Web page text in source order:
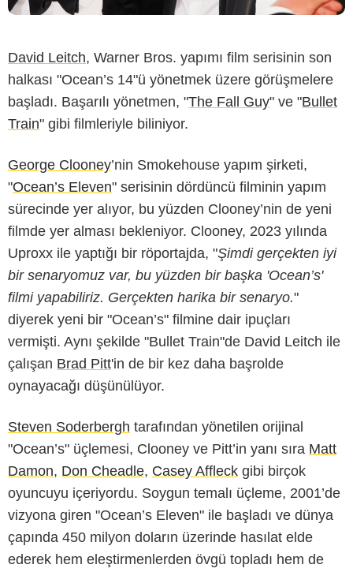
David Leitch, Warner Bros. yapımı film serisinin son
halkası "Ocean’s 14"ü yönetmek üzere görüşmelere
başladı. Başarılı yönetmen, "The Fall Guy" ve "Bullet
Train" gibi filmleriyle biliniyor.
George Clooney’nin Smokehouse yapım şirketi,
"Ocean’s Eleven" serisinin dördüncü filminin yapım
sürecinde yer alıyor, bu yüzden Clooney’nin de yeni
filmde yer alması bekleniyor. Clooney, 2023 yılında
Uproxx ile yaptığı bir röportajda, "Şimdi gerçekten iyi
bir senaryomuz var, bu yüzden bir başka 'Ocean’s'
filmi yapabiliriz. Gerçekten harika bir senaryo."
diyerek yeni bir "Ocean’s" filmine dair ipuçları
vermişti. Aynı şekilde "Bullet Train"de David Leitch ile
çalışan Brad Pitt'in de bir kez daha başrolde
oynayacağı düşünülüyor.
Steven Soderbergh tarafından yönetilen orijinal
"Ocean’s" üçlemesi, Clooney ve Pitt’in yanı sıra Matt
Damon, Don Cheadle, Casey Affleck gibi birçok
oyuncuyu içeriyordu. Soygun temalı üçleme, 2001’de
vizyona giren "Ocean’s Eleven" ile başladı ve dünya
çapında 450 milyon doların üzerinde hasılat elde
ederek hem eleştirmenlerden övgü topladı hem de